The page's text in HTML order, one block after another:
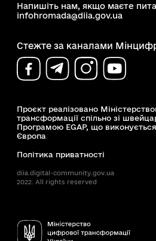
Напишіть нам, якщо маєте
infohromada@diia.gov.ua
Стежте за каналами
Проєкт реалізовано
трансформації спільно зі
Програмою EGAP, що
Європа
Політика приватності
diia.digital-community.gov.ua
2022. All rights reserved